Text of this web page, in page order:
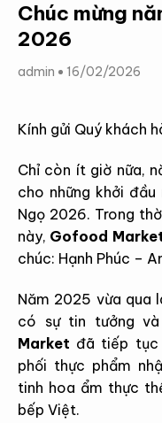
Chúc mừng
2026
admin 16/02/2026
Kính gửi Quý khách
Chỉ còn ít giờ nữa,
cho những khởi
Ngọ 2026. Trong
này, Gofood
chúc: Hạnh Phúc –
Năm 2025 vừa qua
có sự tin tưởng
Market đã tiếp tục
phối thực phẩm
tinh hoa ẩm thực
bếp Việt.